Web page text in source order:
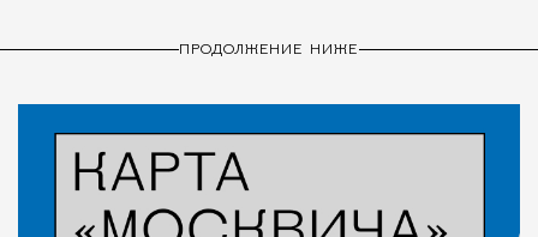
ПРОДОЛЖЕНИЕ НИЖЕ